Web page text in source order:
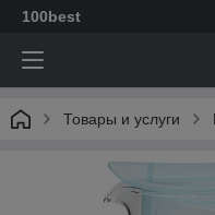
100best
Товары и услуги